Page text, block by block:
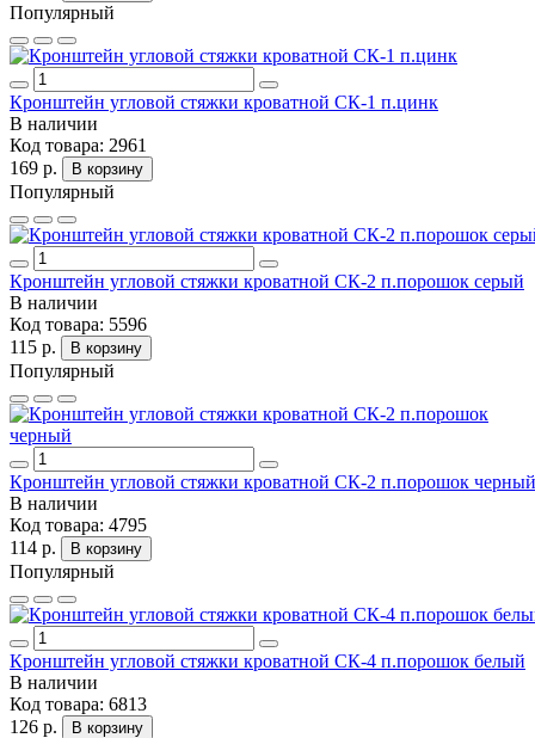
Популярный
Кронштейн угловой стяжки кроватной СК-1 п.цинк
В наличии
Код товара: 2961
169 р.
В корзину
Популярный
Кронштейн угловой стяжки кроватной СК-2 п.порошок серый
В наличии
Код товара: 5596
115 р.
В корзину
Популярный
Кронштейн угловой стяжки кроватной СК-2 п.порошок черный
В наличии
Код товара: 4795
114 р.
В корзину
Популярный
Кронштейн угловой стяжки кроватной СК-4 п.порошок белый
В наличии
Код товара: 6813
126 р.
В корзину